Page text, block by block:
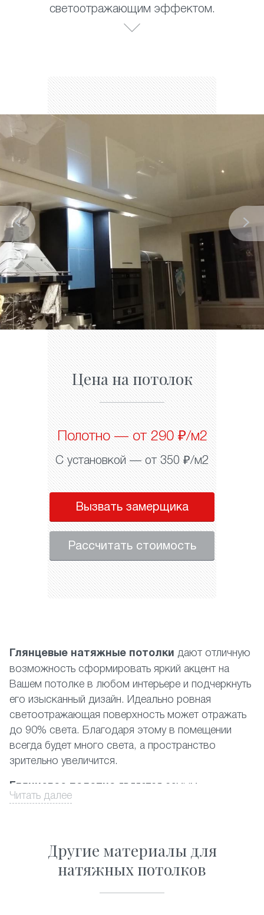
светоотражающим эффектом.
Цена на потолок
Полотно — от 290 ₽/м2
С установкой — от 350 ₽/м2
Вызвать замерщика
Рассчитать стоимость
Глянцевые натяжные потолки дают отличную
возможность сформировать яркий акцент на
Вашем потолке в любом интерьере и подчеркнуть
его изысканный дизайн. Идеально ровная
светоотражающая поверхность может отражать
до 90% света. Благодаря этому в помещении
всегда будет много света, а пространство
зрительно увеличится.
Глянцевое полотно является самым
популярным среди фактур, представленных на
светлые цвета. Производится глянцевый
качества. Данный материал полностью
соответствует существующим экологическим
Читать далее
Другие материалы для
натяжных потолков